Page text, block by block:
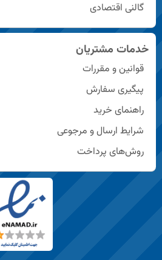
گالنی اقتصادی
خدمات مشتریان
قوانین و مقررات
پیگیری سفارش
راهنمای خرید
شرایط ارسال و مرجوعی
روش‌های پرداخت